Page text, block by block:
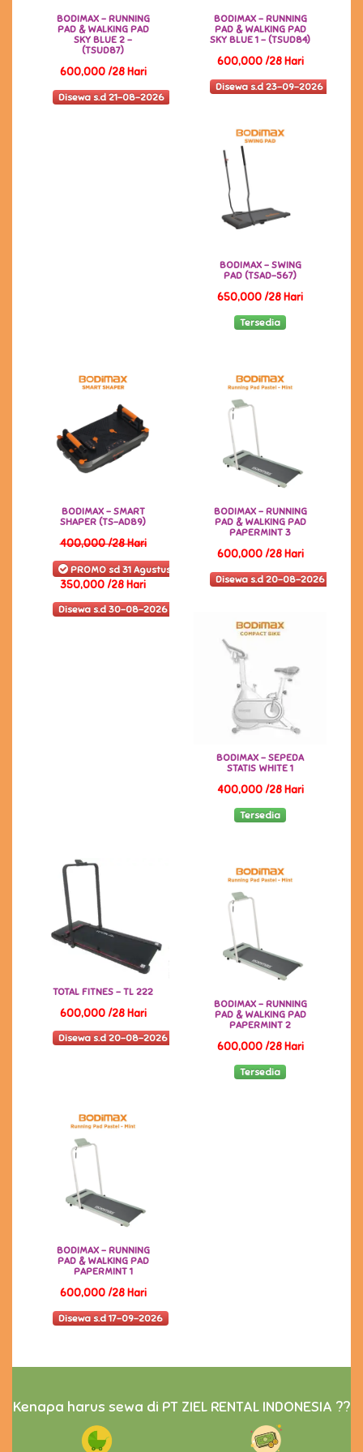
BODIMAX - RUNNING
PAD & WALKING PAD
SKY BLUE 2 -
(TSUD87)
600,000 /28 Hari
Disewa s.d 21-08-2026
BODIMAX - RUNNING
PAD & WALKING PAD
SKY BLUE 1 - (TSUD84)
600,000 /28 Hari
Disewa s.d 23-09-2026
BODIMAX - SWING
PAD (TSAD-567)
650,000 /28 Hari
Tersedia
BODIMAX - SMART
SHAPER (TS-AD89)
400,000 /28 Hari
PROMO sd 31 Agustus 2026
350,000 /28 Hari
Disewa s.d 30-08-2026
BODIMAX - RUNNING
PAD & WALKING PAD
PAPERMINT 3
600,000 /28 Hari
Disewa s.d 20-08-2026
BODIMAX - SEPEDA
STATIS WHITE 1
400,000 /28 Hari
Tersedia
TOTAL FITNES - TL 222
600,000 /28 Hari
Disewa s.d 20-08-2026
BODIMAX - RUNNING
PAD & WALKING PAD
PAPERMINT 2
600,000 /28 Hari
Tersedia
BODIMAX - RUNNING
PAD & WALKING PAD
PAPERMINT 1
600,000 /28 Hari
Disewa s.d 17-09-2026
Kenapa harus sewa di PT ZIEL RENTAL INDONESIA ??